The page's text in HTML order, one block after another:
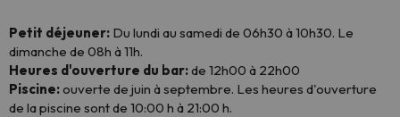
Petit déjeuner: Du lundi au samedi de 06h30 à 10h30. Le
dimanche de 08h à 11h.
Heures d'ouverture du bar:de 12h00 à 22h00
Piscine:ouverte de juin à septembre. Les heures d'ouverture
de la piscine sont de 10:00 h à 21:00 h.